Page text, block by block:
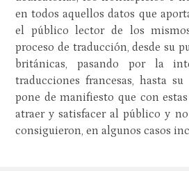
en todos aquellos datos que
el público lector de los
proceso de traducción, desde su
británicas, pasando por la
traducciones francesas, hasta su
pone de manifiesto que con
atraer y satisfacer al público y
consiguieron, en algunos casos